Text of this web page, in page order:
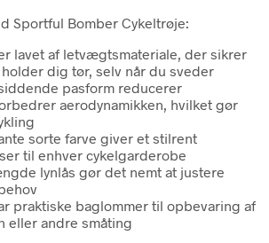
Sportful Bomber Cykeltrøje:
lavet af letvægtsmateriale, der sikrer
dig tør, selv når du sveder
pasform reducerer
aerodynamikken, hvilket gør
sorte farve giver et stilrent
til enhver cykelgarderobe
lynlås gør det nemt at justere
praktiske baglommer til opbevaring af
eller andre småting